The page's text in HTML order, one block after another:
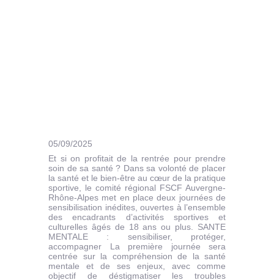
05/09/2025
Et si on profitait de la rentrée pour prendre
soin de sa santé ? Dans sa volonté de placer
la santé et le bien-être au cœur de la pratique
sportive, le comité régional FSCF Auvergne-
Rhône-Alpes met en place deux journées de
sensibilisation inédites, ouvertes à l’ensemble
des encadrants d’activités sportives et
culturelles âgés de 18 ans ou plus. SANTE
MENTALE : sensibiliser, protéger,
accompagner La première journée sera
centrée sur la compréhension de la santé
mentale et de ses enjeux, avec comme
objectif de déstigmatiser les troubles